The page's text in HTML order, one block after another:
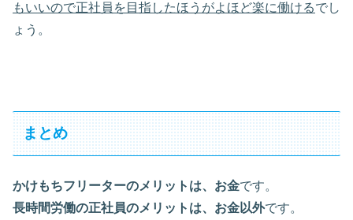
もいいので正社員を目指したほうがよほど楽に働けるでし
ょう。
まとめ
かけもちフリーターのメリットは、お金です。
長時間労働の正社員のメリットは、お金以外です。